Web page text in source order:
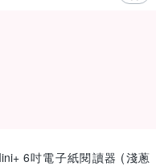
6吋電子紙閱讀器 (淺蔥